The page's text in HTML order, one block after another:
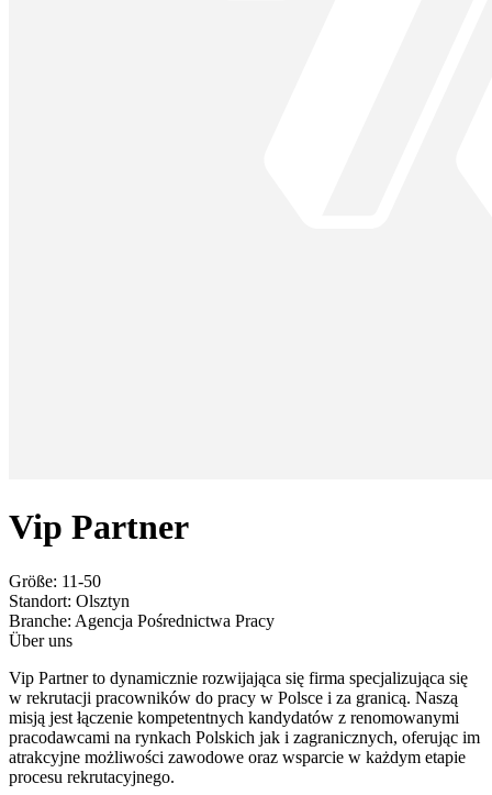
Vip Partner
Größe: 11-50
Standort: Olsztyn
Branche: Agencja Pośrednictwa Pracy
Über uns
Vip Partner to dynamicznie rozwijająca się firma specjalizująca się
w rekrutacji pracowników do pracy w Polsce i za granicą. Naszą
misją jest łączenie kompetentnych kandydatów z renomowanymi
pracodawcami na rynkach Polskich jak i zagranicznych, oferując im
atrakcyjne możliwości zawodowe oraz wsparcie w każdym etapie
procesu rekrutacyjnego.